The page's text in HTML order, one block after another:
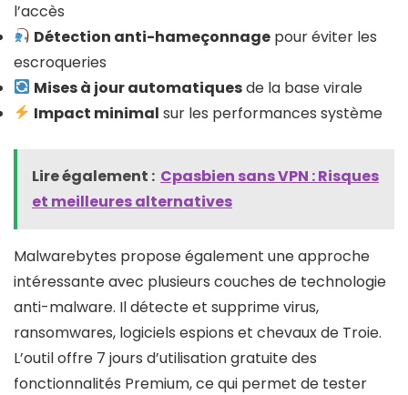
l’accès
Détection anti-hameçonnage pour éviter les
escroqueries
Mises à jour automatiquesde la base virale
Impact minimal sur les performances système
Lire également : Cpasbien sans VPN : Risques
et meilleures alternatives
Malwarebytes propose également une approche
intéressante avec plusieurs couches de technologie
anti-malware. Il détecte et supprime virus,
ransomwares, logiciels espions et chevaux de Troie.
L’outil offre 7 jours d’utilisation gratuite des
fonctionnalités Premium, ce qui permet de tester